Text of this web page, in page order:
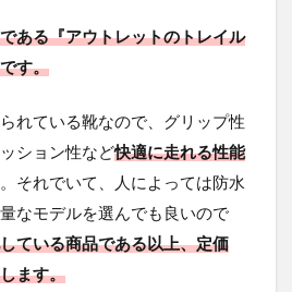
ある『アウトレットのトレイル
す。
れている靴なので、グリップ性
ション性など快適に走れる性能
それでいて、人によっては防水
なモデルを選んでも良いので
ている商品である以上、定価
ます。